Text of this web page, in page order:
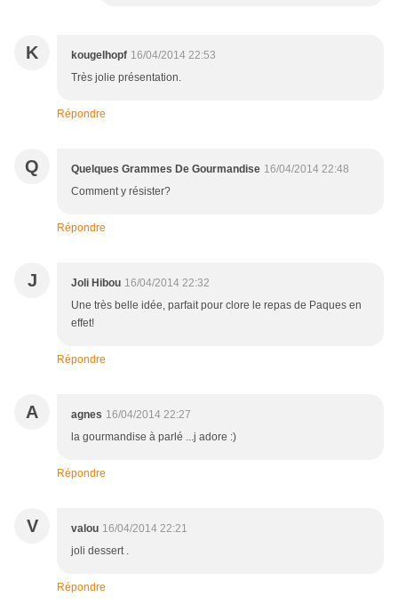
K kougelhopf 16/04/2014 22:53
Très jolie présentation.
Répondre
Q Quelques Grammes De Gourmandise 16/04/2014 22:48
Comment y résister?
Répondre
J Joli Hibou 16/04/2014 22:32
Une très belle idée, parfait pour clore le repas de Paques en
effet!
Répondre
A agnes 16/04/2014 22:27
la gourmandise à parlé ...j adore :)
Répondre
V valou 16/04/2014 22:21
joli dessert .
Répondre